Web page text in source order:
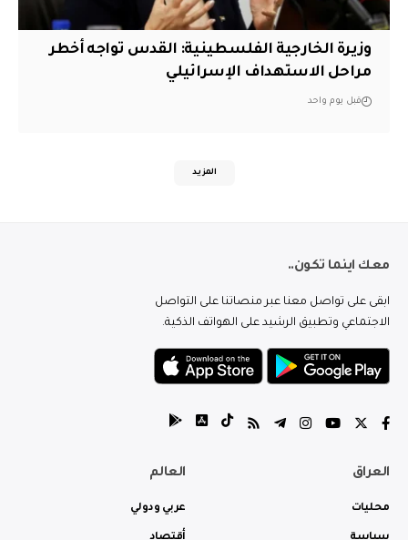
وزيرة الخارجية الفلسطينية: القدس تواجه أخطر
مراحل الاستهداف الإسرائيلي
قبل يوم واحد
المزيد
معك اينما تكون..
ابقى على تواصل معنا عبر منصاتنا على التواصل
الاجتماعي وتطبيق الرشيد على الهواتف الذكية.
العراق
محليات
العالم
عربي ودولي